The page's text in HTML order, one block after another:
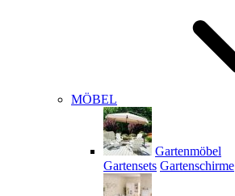
MÖBEL
Gartenmöbel
Gartensets Gartenschirme